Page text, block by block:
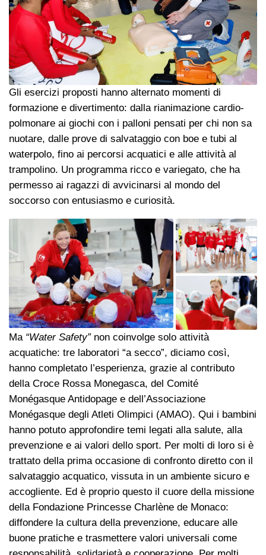
Gli esercizi proposti hanno alternato momenti di
formazione e divertimento: dalla rianimazione cardio-
polmonare ai giochi con i palloni pensati per chi non sa
nuotare, dalle prove di salvataggio con boe e tubi al
waterpolo, fino ai percorsi acquatici e alle attività al
trampolino. Un programma ricco e variegato, che ha
permesso ai ragazzi di avvicinarsi al mondo del
soccorso con entusiasmo e curiosità.
Ma “Water Safety”non coinvolge solo attività
acquatiche: tre laboratori “a secco”, diciamo così,
hanno completato l’esperienza, grazie al contributo
della Croce Rossa Monegasca, del Comité
Monégasque Antidopage e dell’Associazione
Monégasque degli Atleti Olimpici (AMAO). Qui i bambini
hanno potuto approfondire temi legati alla salute, alla
prevenzione e ai valori dello sport. Per molti di loro si è
trattato della prima occasione di confronto diretto con il
salvataggio acquatico, vissuta in un ambiente sicuro e
accogliente. Ed è proprio questo il cuore della missione
della Fondazione Princesse Charlène de Monaco:
diffondere la cultura della prevenzione, educare alle
buone pratiche e trasmettere valori universali come